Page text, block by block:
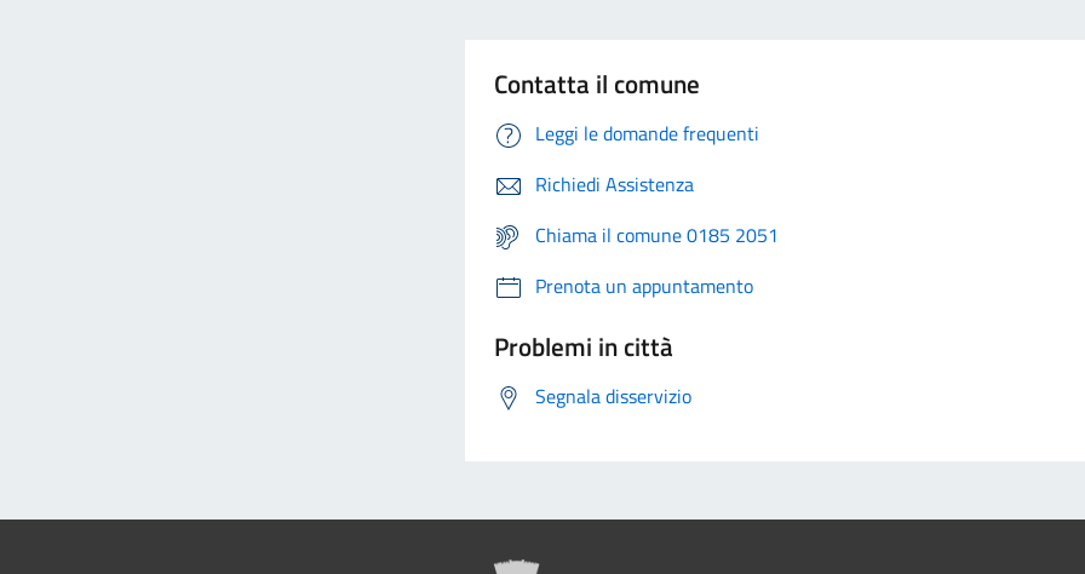
Contatta il comune
Leggi le domande frequenti
Richiedi Assistenza
Chiama il comune 0185 2051
Prenota un appuntamento
Problemi in città
Segnala disservizio